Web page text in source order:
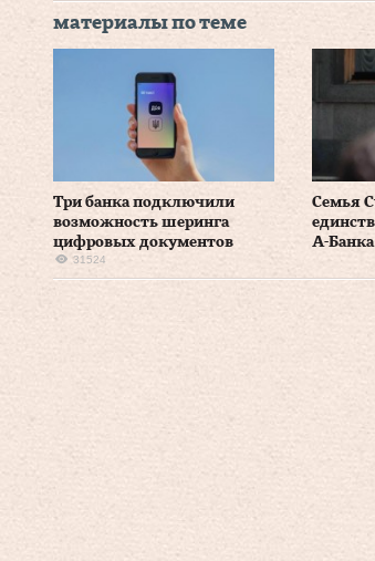
материалы по теме
Три банка подключили
возможность шеринга
цифровых документов
31524
Семья
А-Банка